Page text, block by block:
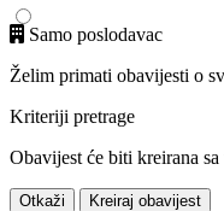
Samo poslodavac
Želim primati obavijesti o
Kriteriji pretrage
Obavijest će biti kreirana
Otkaži Kreiraj obavijest